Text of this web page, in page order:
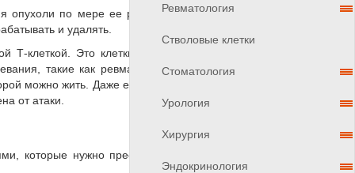
Ревматология
Стволовые клетки
Стоматология
Урология
Хирургия
Эндокринология
опухоли по мере ее роста и распространения в
и удалять.
Т-клеткой. Это клетки, которые мешают нашей
такие как ревматоидный артрит.) Опухоли
можно жить. Даже если иммунные клетки могут
от атаки.
которые нужно преодолеть, но давайте снова